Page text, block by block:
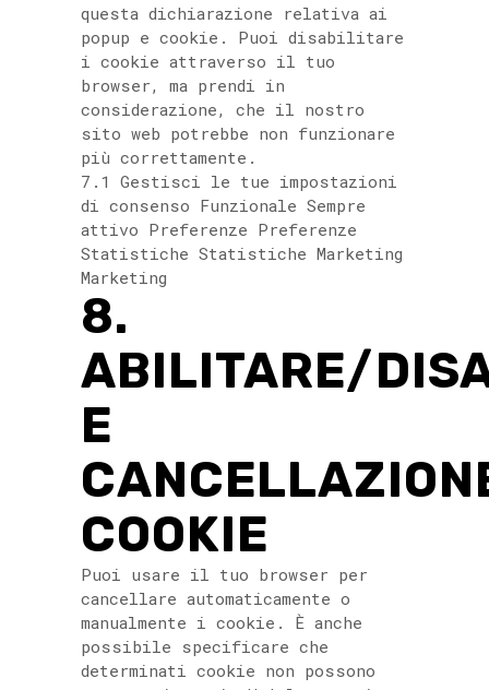
questa dichiarazione relativa ai
popup e cookie. Puoi disabilitare
i cookie attraverso il tuo
browser, ma prendi in
considerazione, che il nostro
sito web potrebbe non funzionare
più correttamente.
7.1 Gestisci le tue impostazioni
di consenso Funzionale Sempre
attivo Preferenze Preferenze
Statistiche Statistiche Marketing
Marketing
8.
ABILITARE/
E
COOKIE
Puoi usare il tuo browser per
cancellare automaticamente o
manualmente i cookie. È anche
possibile specificare che
determinati cookie non possono